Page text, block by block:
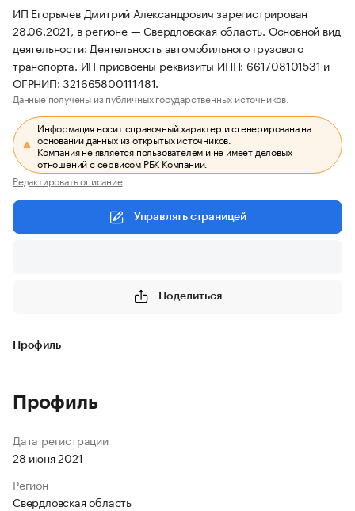
ИП Егорычев Дмитрий Александрович зарегистрирован
28.06.2021, в регионе — Свердловская область. Основной вид
деятельности: Деятельность автомобильного грузового
транспорта. ИП присвоены реквизиты ИНН: 661708101531 и
ОГРНИП: 321665800111481.
Данные получены из публичных государственных источников.
Информация носит справочный характер и сгенерирована на
основании данных из открытых источников.
Компания не является пользователем и не имеет деловых
отношений с сервисом РБК Компании.
Редактировать описание
Управлять страницей
Поделиться
Профиль
Профиль
Дата регистрации
28 июня 2021
Регион
Свердловская область